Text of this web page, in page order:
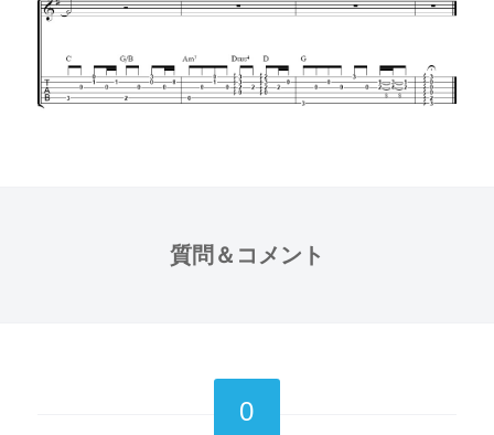
質問＆コメント
0